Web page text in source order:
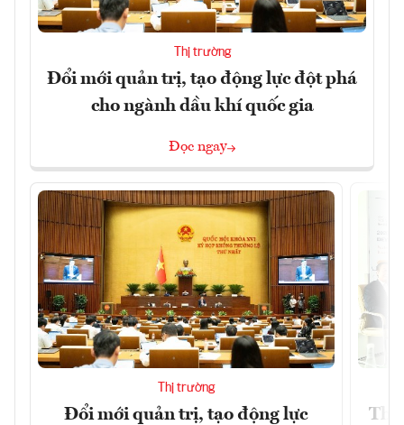
Thị trường
Đổi mới quản trị, tạo động lực đột phá
cho ngành dầu khí quốc gia
Đọc ngay
Thị trường
Đổi mới quản trị, tạo động lực